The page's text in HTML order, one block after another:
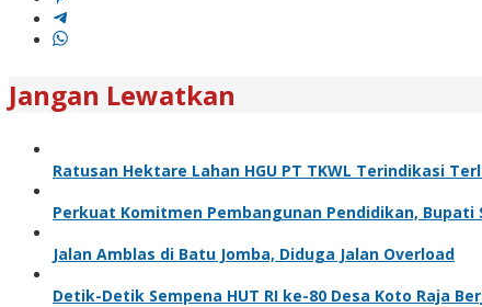
Jangan Lewatkan
Ratusan Hektare Lahan HGU PT TKWL Terindikasi
Perkuat Komitmen Pembangunan Pendidikan, Bupati
Jalan Amblas di Batu Jomba, Diduga Jalan Overload
Detik-Detik Sempena HUT RI ke-80 Desa Koto Raja